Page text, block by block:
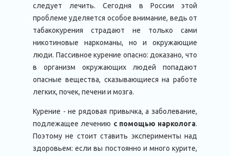
следует лечить. Сегодня в России этой
проблеме уделяется особое внимание, ведь от
табакокурения страдают не только сами
никотиновые наркоманы, но и окружающие
люди. Пассивное курение опасно: доказано, что
в организм окружающих людей попадают
опасные вещества, сказывающиеся на работе
легких, почек, печени и мозга.
Курение - не рядовая привычка, а заболевание,
подлежащее лечению с помощью нарколога.
Поэтому не стоит ставить эксперименты над
здоровьем: если вы постоянно и много курите,